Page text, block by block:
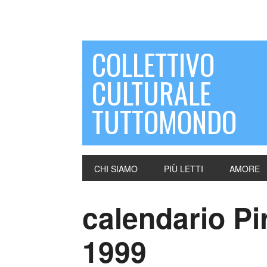
COLLETTIVO
CULTURALE
TUTTOMONDO
CHI SIAMO PIÙ LETTI AMORE
calendario
1999